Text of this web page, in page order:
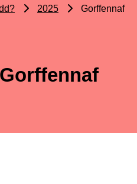
2025 Gorffennaf